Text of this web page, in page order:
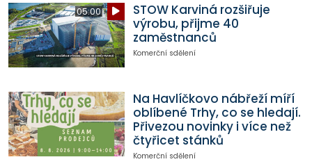
05:00
STOW Karviná rozšiřuje
výrobu, přijme 40
zaměstnanců
Komerční sdělení
Na Havlíčkovo nábřeží míří
oblíbené Trhy, co se hledají.
Přivezou novinky i více než
čtyřicet stánků
Komerční sdělení